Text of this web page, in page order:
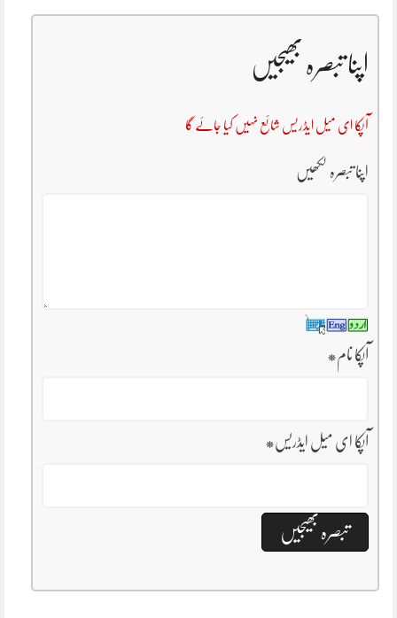
اپنا تبصرہ بھیجیں
آپکا ای میل ایڈریس شائع نہیں کیا جائے گا
اپنا تبصرہ لکھیں
آپکا نام*
آپکا ای میل ایڈریس*